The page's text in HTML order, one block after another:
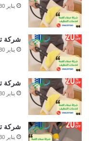
يناير 30, 2026
شركة
يناير 30, 2026
شركة
يناير 30, 2026
شركة
يناير 30, 2026